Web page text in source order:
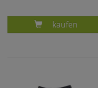
Produkt
kaufen